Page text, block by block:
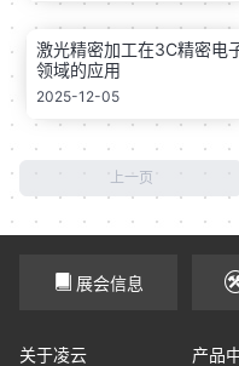
激光精密加工在3C精密电
领域的应用
2025-12-05
上一页
展会信息
关于凌云 产品